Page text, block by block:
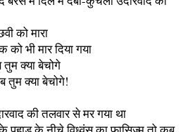
को मारा
को भी मार दिया गया
क्या बेचोगे
तुम क्या बेचोगे!
की तलवार से मर गया था